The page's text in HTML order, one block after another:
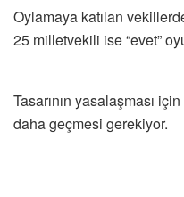
Oylamaya katılan
25 milletvekili ise “evet”
Tasarının yasalaşması
daha geçmesi gerekiyor.